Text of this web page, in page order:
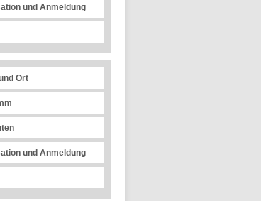
und Anmeldung
Ort
und Anmeldung